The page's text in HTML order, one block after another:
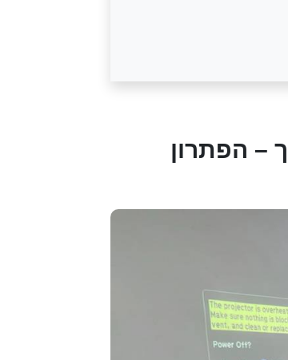
– הפתרון